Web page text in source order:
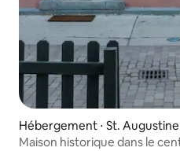
Hébergement ⋅ St. Augustine
Maison historique dans le